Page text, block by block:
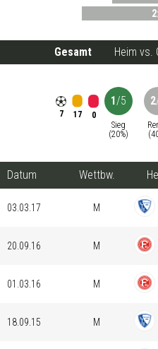
2:
Gesamt Heim vs.
7 17 0
1/5
Sieg
(20%)
2
(
Datum Wettbw.
03.03.17 M
20.09.16 M
01.03.16 M
18.09.15 M